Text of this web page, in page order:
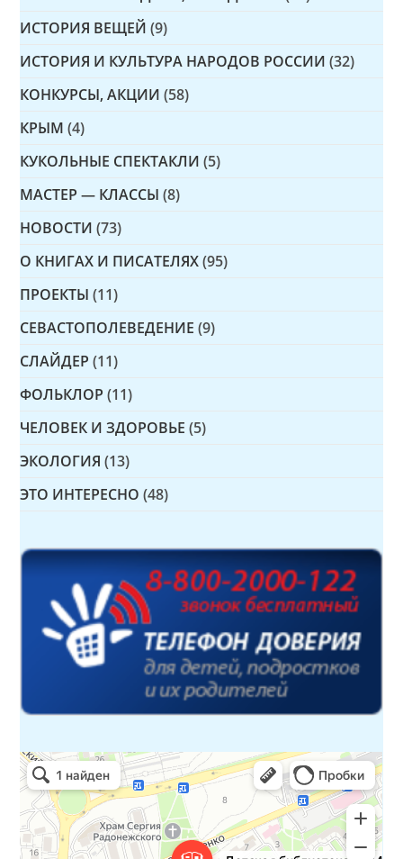
ИСТОРИЯ ВЕЩЕЙ (9)
ИСТОРИЯ И КУЛЬТУРА НАРОДОВ РОССИИ (32)
КОНКУРСЫ, АКЦИИ (58)
КРЫМ (4)
КУКОЛЬНЫЕ СПЕКТАКЛИ (5)
МАСТЕР — КЛАССЫ (8)
НОВОСТИ (73)
О КНИГАХ И ПИСАТЕЛЯХ (95)
ПРОЕКТЫ (11)
СЕВАСТОПОЛЕВЕДЕНИЕ (9)
СЛАЙДЕР (11)
ФОЛЬКЛОР (11)
ЧЕЛОВЕК И ЗДОРОВЬЕ (5)
ЭКОЛОГИЯ (13)
ЭТО ИНТЕРЕСНО (48)
Детская библиотека № 14 Дружбы народов
Библиотека в Севастополе